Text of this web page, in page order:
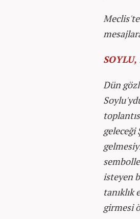
Dün
geleceği
isteyen
girmesi